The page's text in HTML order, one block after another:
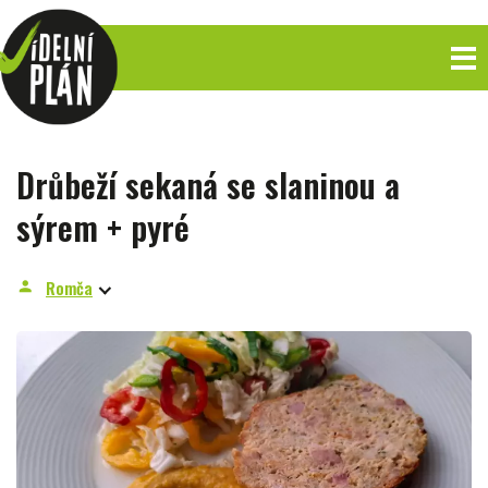
Drůbeží sekaná se slaninou a
sýrem + pyré
person Romča